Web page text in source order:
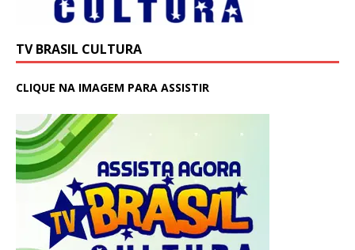
TV BRASIL CULTURA
CLIQUE NA IMAGEM PARA ASSISTIR